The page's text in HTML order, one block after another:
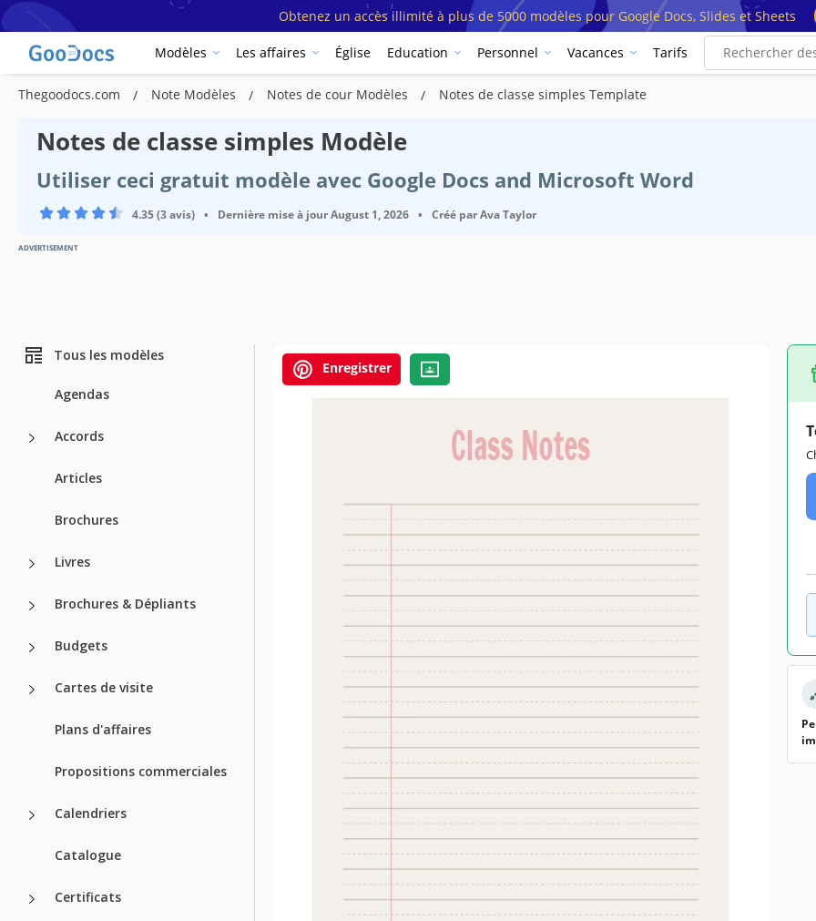
Obtenez un accès illimité à plus de 5000 modèles pour Google Docs, Slides et Sheets
Modèles Les affaires Église Education Personnel Vacances Tarifs
Thegoodocs.com Note Modèles Notes de cour Modèles Notes de classe simples Template
Notes de classe simples Modèle
Utiliser ceci gratuit modèle avec Google Docs and Microsoft Word
4.35 (3 avis) • Dernière mise à jourAugust 1, 2026 • Créé parAva Taylor
ADVERTISEMENT
Tous les modèles
Agendas
Accords
Articles
Brochures
Livres
Brochures & Dépliants
Budgets
Cartes de visite
Plans d'affaires
Propositions commerciales
Calendriers
Catalogue
Certificats
Enregistrer